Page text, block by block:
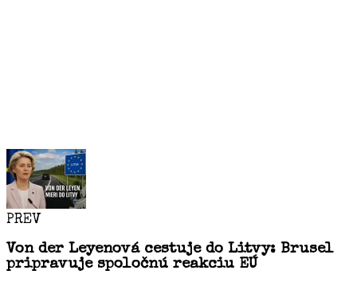
PREV
Von der Leyenová cestuje do Litvy: Brusel
pripravuje spoločnú reakciu EÚ